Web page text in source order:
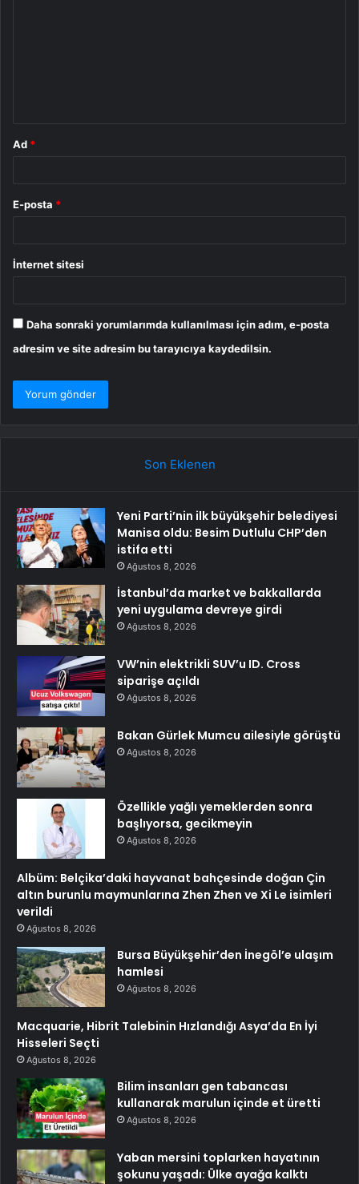
Ad *
E-posta *
İnternet sitesi
Daha sonraki yorumlarımda kullanılması için adım, e-posta
adresim ve site adresim bu tarayıcıya kaydedilsin.
Son Eklenen
Yeni Parti’nin ilk büyükşehir belediyesi
Manisa oldu: Besim Dutlulu CHP’den
istifa etti
Ağustos 8, 2026
İstanbul’da market ve bakkallarda
yeni uygulama devreye girdi
Ağustos 8, 2026
VW’nin elektrikli SUV’u ID. Cross
siparişe açıldı
Ağustos 8, 2026
Bakan Gürlek Mumcu ailesiyle görüştü
Ağustos 8, 2026
Özellikle yağlı yemeklerden sonra
başlıyorsa, gecikmeyin
Ağustos 8, 2026
Albüm: Belçika’daki hayvanat bahçesinde doğan Çin
altın burunlu maymunlarına Zhen Zhen ve Xi Le isimleri
verildi
Ağustos 8, 2026
Bursa Büyükşehir’den İnegöl’e ulaşım
hamlesi
Ağustos 8, 2026
Macquarie, Hibrit Talebinin Hızlandığı Asya’da En İyi
Hisseleri Seçti
Ağustos 8, 2026
Bilim insanları gen tabancası
kullanarak marulun içinde et üretti
Ağustos 8, 2026
Yaban mersini toplarken hayatının
şokunu yaşadı: Ülke ayağa kalktı